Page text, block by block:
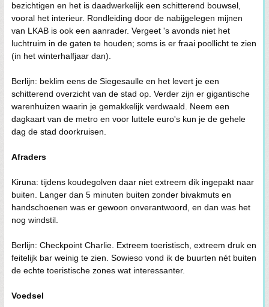
bezichtigen en het is daadwerkelijk een schitterend bouwsel,
vooral het interieur. Rondleiding door de nabijgelegen mijnen
van LKAB is ook een aanrader. Vergeet 's avonds niet het
luchtruim in de gaten te houden; soms is er fraai poollicht te zien
(in het winterhalfjaar dan).
Berlijn: beklim eens de Siegesaulle en het levert je een
schitterend overzicht van de stad op. Verder zijn er gigantische
warenhuizen waarin je gemakkelijk verdwaald. Neem een
dagkaart van de metro en voor luttele euro's kun je de gehele
dag de stad doorkruisen.
Afraders
Kiruna: tijdens koudegolven daar niet extreem dik ingepakt naar
buiten. Langer dan 5 minuten buiten zonder bivakmuts en
handschoenen was er gewoon onverantwoord, en dan was het
nog windstil.
Berlijn: Checkpoint Charlie. Extreem toeristisch, extreem druk en
feitelijk bar weinig te zien. Sowieso vond ik de buurten nét buiten
de echte toeristische zones wat interessanter.
Voedsel